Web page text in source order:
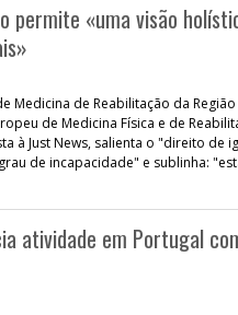
permite «uma visão
Medicina de Reabilitação da
de Medicina Física e de
à Just News, salienta o "direito de
de incapacidade" e sublinha:
atividade em Portugal